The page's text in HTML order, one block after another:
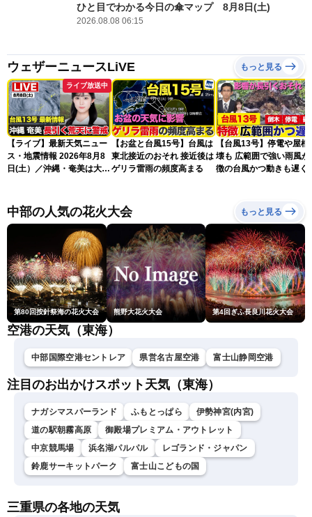
ひと目でわかる今日の傘マップ 8月8日(土)
2026.08.08 06:15
ウェザーニュースLiVE もっと見る
ライブ放送中
【ライブ】最新天気ニュー
ス・地震情報 2026年8月8
日(土）／沖縄・奄美は大荒
ュースLiVEコーヒータイ
ム・青原桃香／山口剛央〉
【お盆と台風15号】台風は
東北接近のおそれ 接近後は
ゲリラ雷雨の頻度高まる
【台風13号】停電や屋根
壊も 広範囲で強い雨風が
徴の台風かつ動きも遅く
中部の人気の花火大会 もっと見る
第80回按針祭海の花火大会 熊野大花火大会 第4回ぎふ長良川花火大会
空港の天気（東海）
中部国際空港セントレア 県営名古屋空港 富士山静岡空港
注目のお出かけスポット天気（東海）
ナガシマスパーランド ふもとっぱら
伊勢神宮(内宮)
道の駅朝霧高原
御殿場プレミアム・アウトレット
中京競馬場
浜名湖パルパル
レゴランド・ジャパン
鈴鹿サーキットパーク
富士山こどもの国
三重県の各地の天気